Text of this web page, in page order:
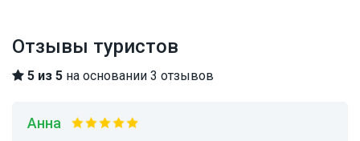
Отзывы туристов
5 из 5 на основании 3 отзывов
Анна